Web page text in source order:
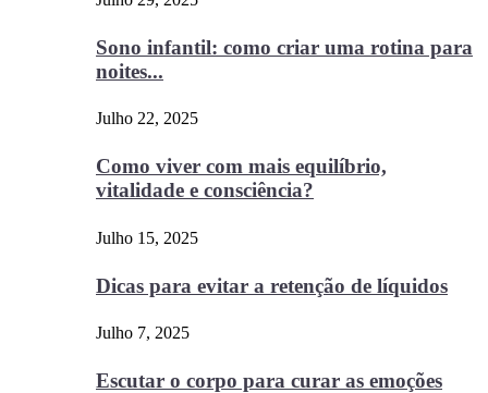
Sono infantil: como criar uma rotina para
noites...
Julho 22, 2025
Como viver com mais equilíbrio,
vitalidade e consciência?
Julho 15, 2025
Dicas para evitar a retenção de líquidos
Julho 7, 2025
Escutar o corpo para curar as emoções